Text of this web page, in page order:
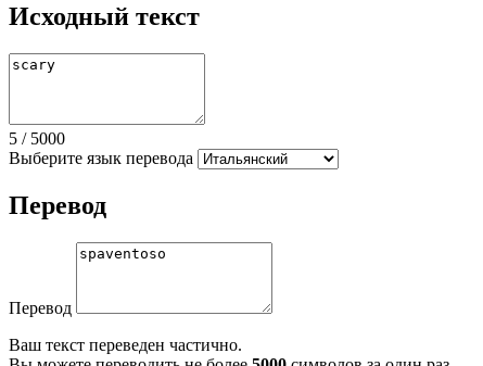
Исходный текст
5 / 5000
Выберите язык перевода
Перевод
Перевод
Ваш текст переведен частично.